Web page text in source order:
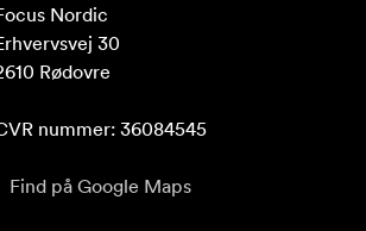
Nordic
30
Rødovre
nummer: 36084545
Find på Google Maps